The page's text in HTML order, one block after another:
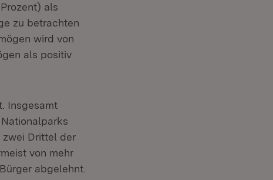
als
zu betrachten
wird von
als positiv
Insgesamt
zwei Drittel der
von mehr
abgelehnt.